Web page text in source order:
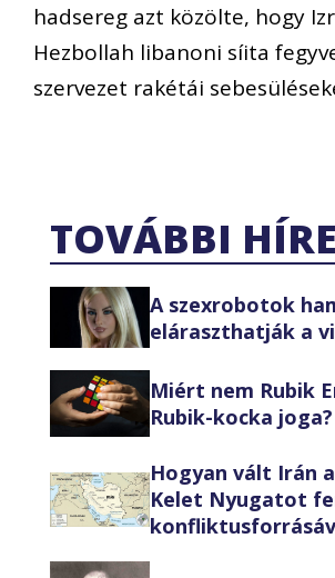
hadsereg azt közölte, hogy
Hezbollah libanoni síita
szervezet rakétái
TOVÁBBI
A szexrobotok
eláraszthatják a
Miért nem Rubik
Rubik-kocka joga?
Hogyan vált Irán
Kelet Nyugatot